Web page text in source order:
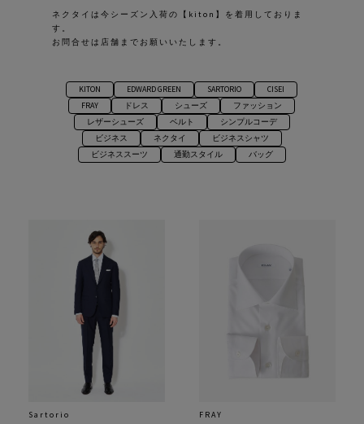
ネクタイは今シーズン入荷の【kiton】を着用しておりま
す。
お問合せは店舗までお願いいたします。
KITON EDWARD GREEN SARTORIO
CISEI
FRAY
ドレス シューズ
ファッション
レザーシューズ
ベルト
シンプルコーデ
ビジネス
ネクタイ
ビジネスシャツ
ビジネススーツ
通勤スタイル バッグ
Sartorio
FRAY